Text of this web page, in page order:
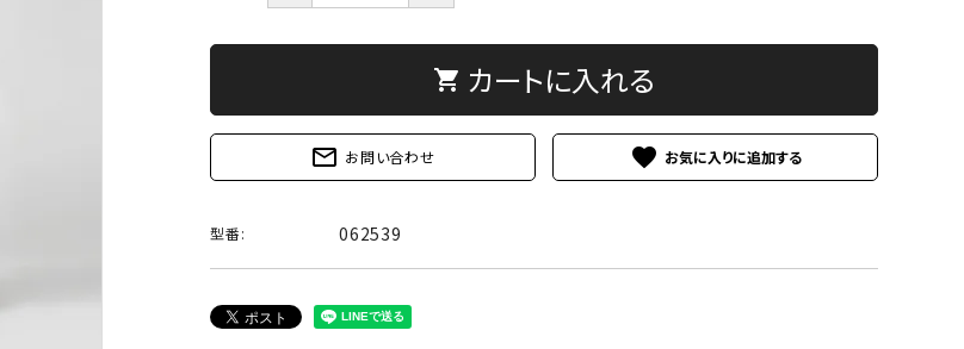
shopping_cart カートに入れる
mail_outline お問い合わせ favorite
型番: 062539